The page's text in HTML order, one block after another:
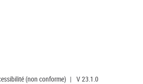
(non conforme) | V 23.1.0